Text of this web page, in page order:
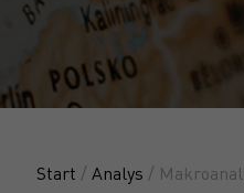
Start / Analys /